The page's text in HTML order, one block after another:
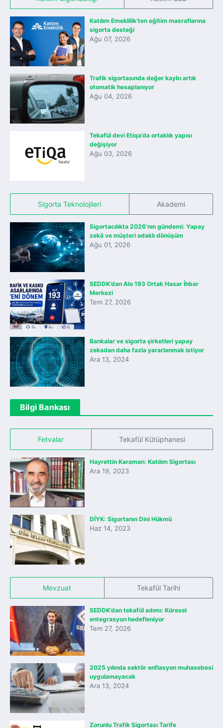
Katılım Emeklilik’ten eğitim masraflarına
sigorta desteği
Ağu 07, 2026
Trafik sigortasında değer kaybı artık
otomatik hesaplanıyor
Ağu 04, 2026
Tekafül devi Etiqa’da ortaklık yapısı
değişiyor
Ağu 03, 2026
Sigorta Teknolojileri Akademi
Sigortacılıkta 2026’nın gündemi: Yapay
zekâ ve müşteri odaklı dönüşüm
Ağu 01, 2026
SEDDK’dan Alo 193 Ortak Hasar İhbar
Merkezi
Tem 27, 2026
Bankalar ve sigorta şirketleri yapay
zekadan daha fazla yararlanmak istiyor
Ara 13, 2024
Bilgi Bankası
Fetvalar Tekafül Kütüphanesi
Hayrettin Karaman: Katılım Sigortası
Ara 19, 2023
DİYK: Sigortanın Dini Hükmü
Haz 14, 2023
Mevzuat Tekafül Tarihi
SEDDK’dan tekafül adımı: Küresel
entegrasyon hedefleniyor
Tem 27, 2026
2025 yılında sektör enflasyon muhasebesi
uygulamayacak
Ara 13, 2024
Zorunlu Trafik Sigortası Tarife